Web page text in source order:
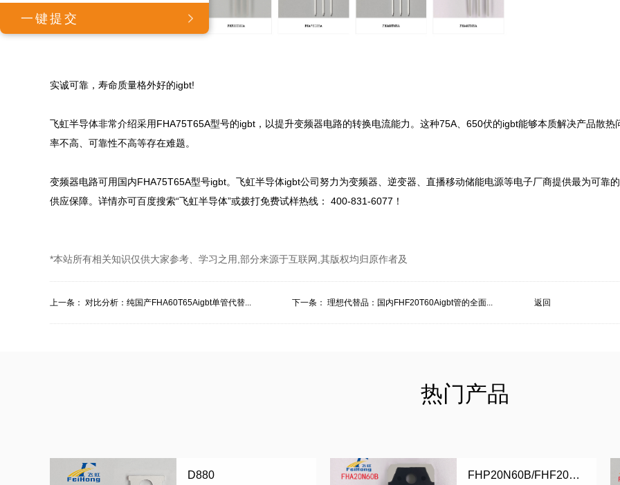
实诚可靠，寿命质量格外好的igbt!
飞虹半导体非常介绍采用FHA75T65A型号的igbt，以提升变频器电路的转换电流能力。这种75A、650伏的igbt能够本质解决产品散热
率不高、可靠性不高等存在难题。
变频器电路可用国内FHA75T65A型号igbt。飞虹半导体igbt公司努力为变频器、逆变器、直播移动储能电源等电子厂商提供最为可靠
供应保障。详情亦可百度搜索“飞虹半导体”或拨打免费试样热线： 400-831-6077！
*本站所有相关知识仅供大家参考、学习之用,部分来源于互联网,其版权均归原作者及
上一条： 对比分析：纯国产FHA60T65Aigbt单管代替... 下一条： 理想代替品：国内FHF20T60Aigbt管的全面... 返回
热门产品
D880 FHP20N60B/FHF20N60B/FHA20N60B